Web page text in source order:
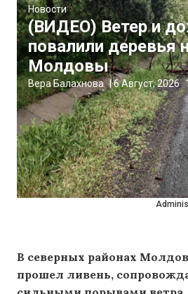
Новости
(ВИДЕО) Ветер и
повалили деревья
Молдовы
Вера Балахнова |6 Август, 2026
В северных районах
прошел ливень,